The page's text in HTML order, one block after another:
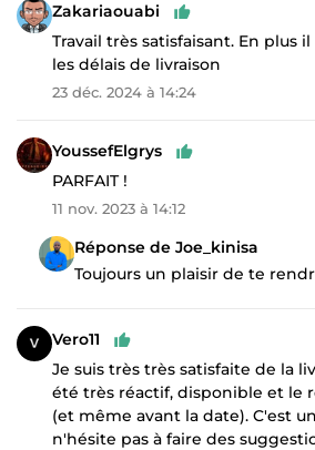
Zakariaouabi
Travail très satisfaisant. En plus
les délais de livraison
23 déc. 2024 à 14:24
YoussefElgrys
PARFAIT !
11 nov. 2023 à 14:12
Réponse de Joe_kinisa
Toujours un plaisir de te
Vero11
Je suis très très satisfaite de la
été très réactif, disponible et le
(et même avant la date). C'est
n'hésite pas à faire des